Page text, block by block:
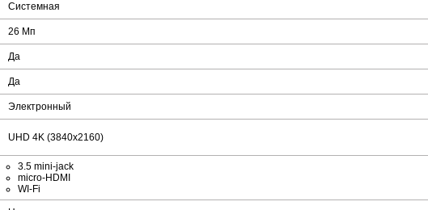
Системная
26 Мп
Да
Да
Электронный
UHD 4K (3840x2160)
3.5 mini-jack
micro-HDMI
WI-Fi